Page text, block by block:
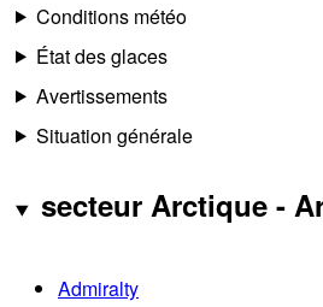
Conditions météo
État des glaces
Avertissements
Situation générale
secteur Arctique -
Admiralty